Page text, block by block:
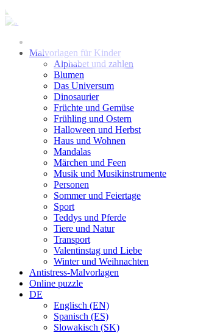
Zum
Inhalt
Malvorlagen für Kinder
Alphabet und zahlen
Blumen
Das Universum
Dinosaurier
Früchte und Gemüse
Frühling und Ostern
Halloween und Herbst
Haus und Wohnen
Mandalas
Märchen und Feen
Musik und Musikinstrumente
Personen
Sommer und Feiertage
Sport
Teddys und Pferde
Tiere und Natur
Transport
Valentinstag und Liebe
Winter und Weihnachten
Antistress-Malvorlagen
Online puzzle
DE
Englisch (EN)
Spanisch (ES)
Slowakisch (SK)